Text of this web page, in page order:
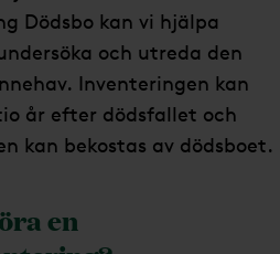
Dödsbo kan vi hjälpa
och utreda den
Inventeringen kan
år efter dödsfallet och
kan bekostas av dödsboet.
en